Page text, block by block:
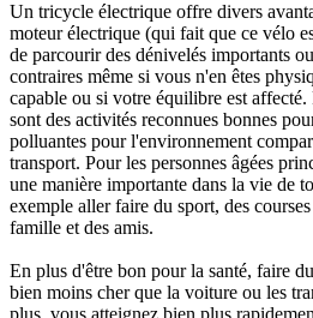
Un tricycle électrique offre divers
moteur électrique (qui fait que ce vélo
de parcourir des dénivelés importants
contraires même si vous n'en êtes
capable ou si votre équilibre est
sont des activités reconnues bonnes
polluantes pour l'environnement
transport. Pour les personnes âgées
une manière importante dans la vie de
exemple aller faire du sport, des
famille et des amis.
En plus d'être bon pour la santé, faire
bien moins cher que la voiture ou les